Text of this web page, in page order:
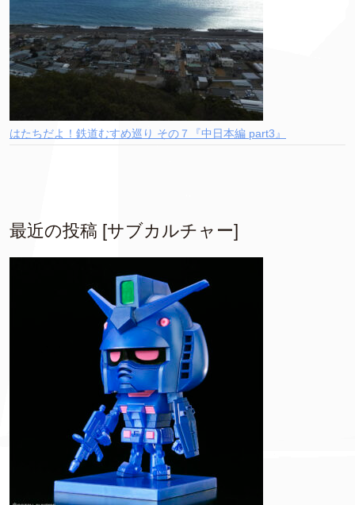
はたちだよ！鉄道むすめ巡り その７『中日本編 part3』
最近の投稿 [サブカルチャー]